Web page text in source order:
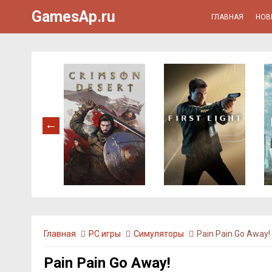
GamesAp.ru ГЛАВНАЯ
Главная PC игры Симуляторы Pain Pain Go Away!
Pain Pain Go Away!